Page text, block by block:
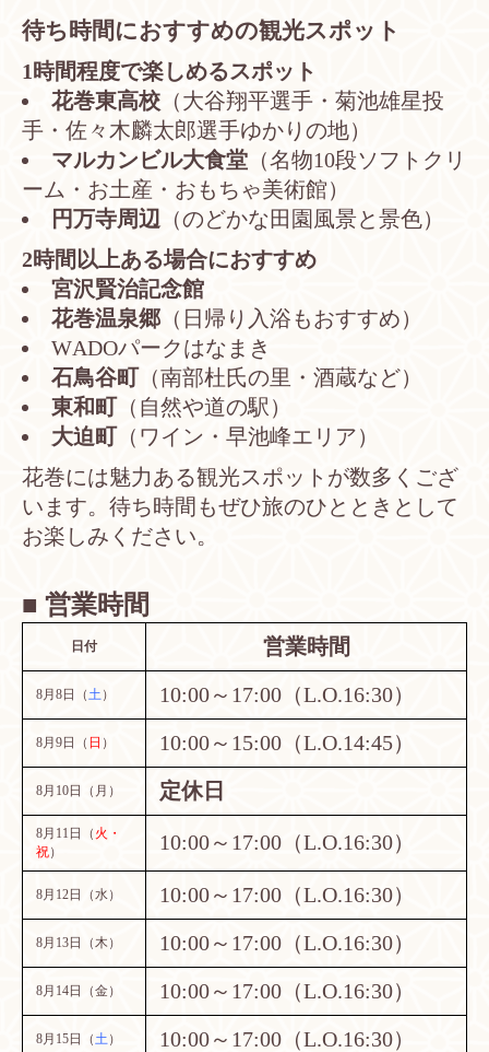
待ち時間におすすめの観光スポット
1時間程度で楽しめるスポット
花巻東高校 （大谷翔平選手・菊池雄星投
手・佐々木麟太郎選手ゆかりの地）
マルカンビル大食堂 （名物10段ソフトクリ
ーム・お土産・おもちゃ美術館）
円万寺周辺 （のどかな田園風景と景色）
2時間以上ある場合におすすめ
宮沢賢治記念館
花巻温泉郷 （日帰り入浴もおすすめ）
WADOパークはなまき
石鳥谷町（南部杜氏の里・酒蔵など）
東和町（自然や道の駅）
大迫町（ワイン・早池峰エリア）
花巻には魅力ある観光スポットが数多くござ
います。待ち時間もぜひ旅のひとときとして
お楽しみください。
■ 営業時間
日付 営業時間
8月8日（ 土 ） 10:00～17:00（L.O.16:30）
8月9日（ 日 ） 10:00～15:00（L.O.14:45）
8月10日（月） 定休日
8月11日（ 火・
祝） 10:00～17:00（L.O.16:30）
8月12日（水） 10:00～17:00（L.O.16:30）
8月13日（木） 10:00～17:00（L.O.16:30）
8月14日（金） 10:00～17:00（L.O.16:30）
8月15日（ 土 ） 10:00～17:00（L.O.16:30）